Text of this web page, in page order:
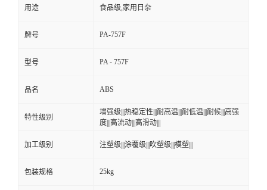
用途 食品级,家用日杂
牌号 PA-757F
型号 PA - 757F
品名 ABS
特性级别
增强级|||热稳定性|||耐高温|||耐低温|||耐候|||高强
度|||高流动|||高滑动|||
加工级别 注塑级|||涂覆级|||吹塑级|||模塑|||
包装规格 25kg